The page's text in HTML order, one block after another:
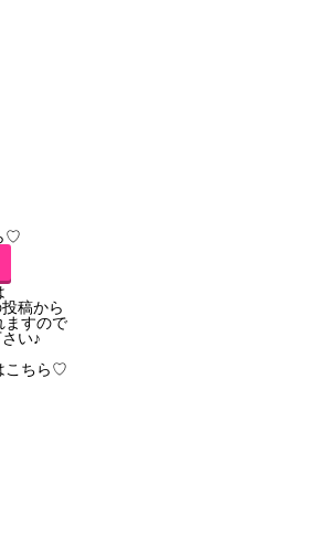
♡
稿から
ますので
い♪
こちら♡